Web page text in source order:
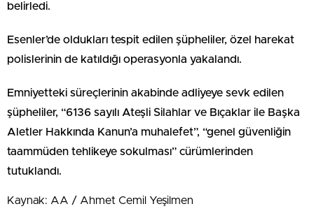
belirledi.
Esenler’de oldukları tespit edilen şüpheliler, özel harekat
polislerinin de katıldığı operasyonla yakalandı.
Emniyetteki süreçlerinin akabinde adliyeye sevk edilen
şüpheliler, “6136 sayılı Ateşli Silahlar ve Bıçaklar ile Başka
Aletler Hakkında Kanun’a muhalefet”, “genel güvenliğin
taammüden tehlikeye sokulması” cürümlerinden
tutuklandı.
Kaynak: AA / Ahmet Cemil Yeşilmen